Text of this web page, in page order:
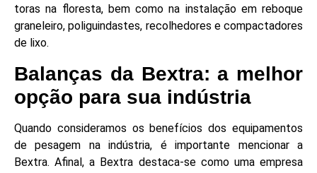
toras na floresta, bem como na instalação em reboque
graneleiro, poliguindastes, recolhedores e compactadores
de lixo.
Balanças da Bextra: a melhor
opção para sua indústria
Quando consideramos os benefícios dos equipamentos
de pesagem na indústria, é importante mencionar a
Bextra. Afinal, a Bextra destaca-se como uma empresa